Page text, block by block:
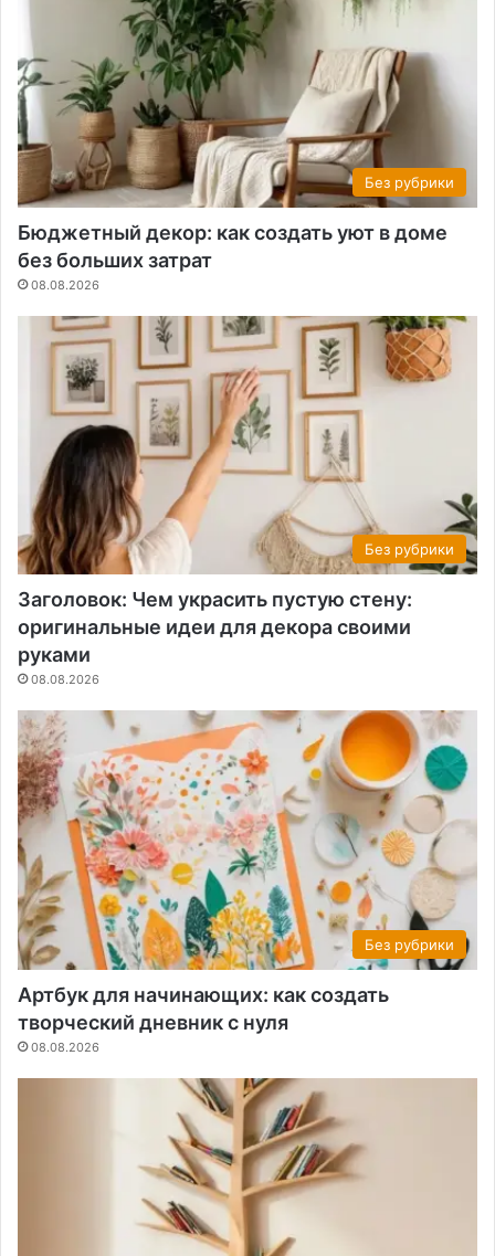
Без рубрики
Бюджетный декор: как создать уют в доме
без больших затрат
08.08.2026
Без рубрики
Заголовок: Чем украсить пустую стену:
оригинальные идеи для декора своими
руками
08.08.2026
Без рубрики
Артбук для начинающих: как создать
творческий дневник с нуля
08.08.2026